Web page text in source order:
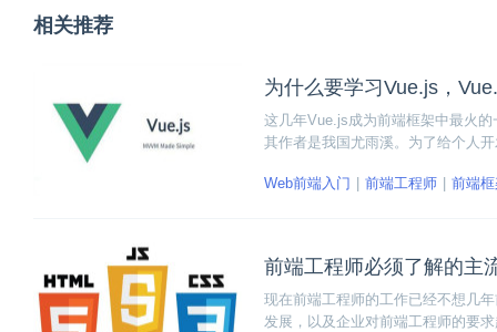
相关推荐
为什么要学习Vue.js，
这几年Vue.js成为前端框架中最火
其作者是我国尤雨溪。为了给个人
Web前端入门 前端工程师 前端
前端工程师必须了解的主
现在前端工程师的工作已经不想几
发展，以及企业对前端工程师的要